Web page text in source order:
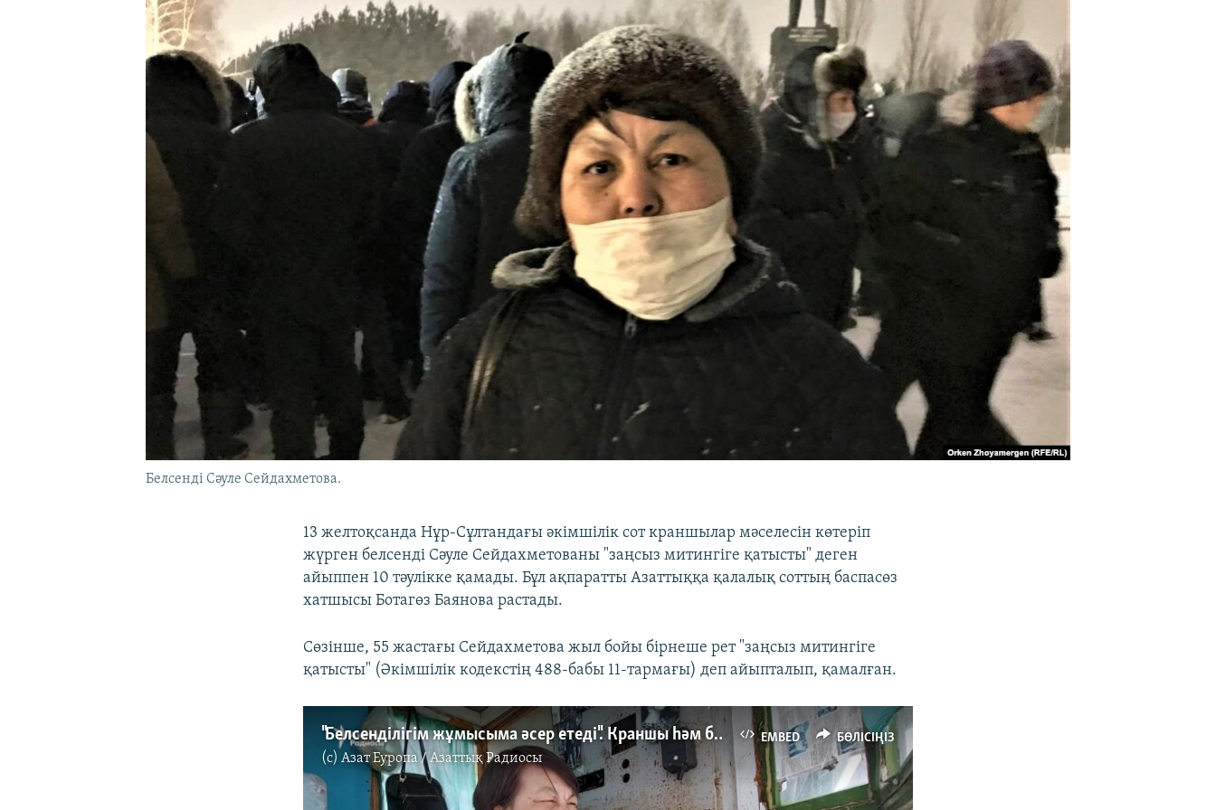
Белсенді Сәуле Сейдахметова.
13 желтоқсанда Нұр-Сұлтандағы әкімшілік сот краншылар мәселесін көтеріп
жүрген белсенді Сәуле Сейдахметованы "заңсыз митингіге қатысты" деген
айыппен 10 тәулікке қамады. Бұл ақпаратты Азаттыққа қалалық соттың баспасөз
хатшысы Ботагөз Баянова растады.
Сөзінше, 55 жастағы Сейдахметова жыл бойы бірнеше рет "заңсыз митингіге
қатысты" (Әкімшілік кодекстің 488-бабы 11-тармағы) деп айыпталып, қамалған.
EMBED БӨЛІСІҢІЗ
"Белсенділігім жұмысыма әсер етеді". Краншы һәм белсенді Сәуленің қауіпті жұмысы
(c)Азат Еуропа / Азаттық Радиосы